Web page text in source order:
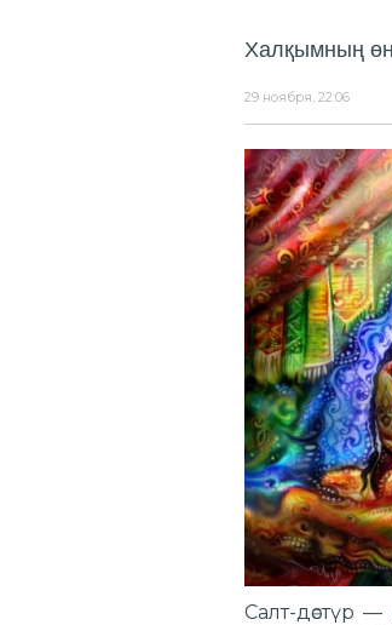
Халқымның
29 ноября, 22:06
Салт-дәстүр —